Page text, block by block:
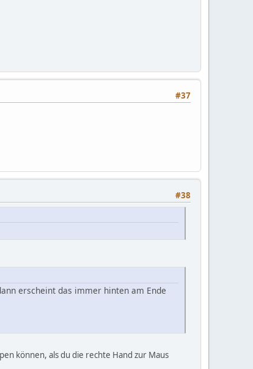
#37
#38
erscheint das immer hinten am Ende
können, als du die rechte Hand zur Maus